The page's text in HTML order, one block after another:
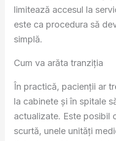
limitează accesul la
este ca procedura să
simplă.
Cum va arăta tranziția
În practică, pacienții ar
la cabinete și în spitale
actualizate. Este posibil
scurtă, unele unități